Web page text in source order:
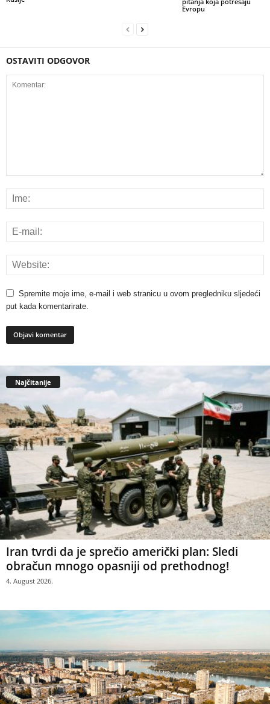
Evropu
OSTAVITI ODGOVOR
Spremite moje ime, e-mail i web stranicu u ovom pregledniku sljedeći
put kada komentarirate.
Najčitanije
Iran tvrdi da je sprečio američki plan: Sledi
obračun mnogo opasniji od prethodnog!
4. August 2026.